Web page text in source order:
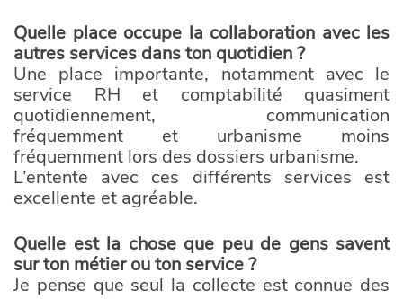
Quelle place occupe la collaboration avec les
autres services dans ton quotidien ?
Une place importante, notamment avec le
service RH et comptabilité quasiment
quotidiennement, communication
fréquemment et urbanisme moins
fréquemment lors des dossiers urbanisme.
L’entente avec ces différents services est
excellente et agréable.
Quelle est la chose que peu de gens savent
sur ton métier ou ton service ?
Je pense que seul la collecte est connue des